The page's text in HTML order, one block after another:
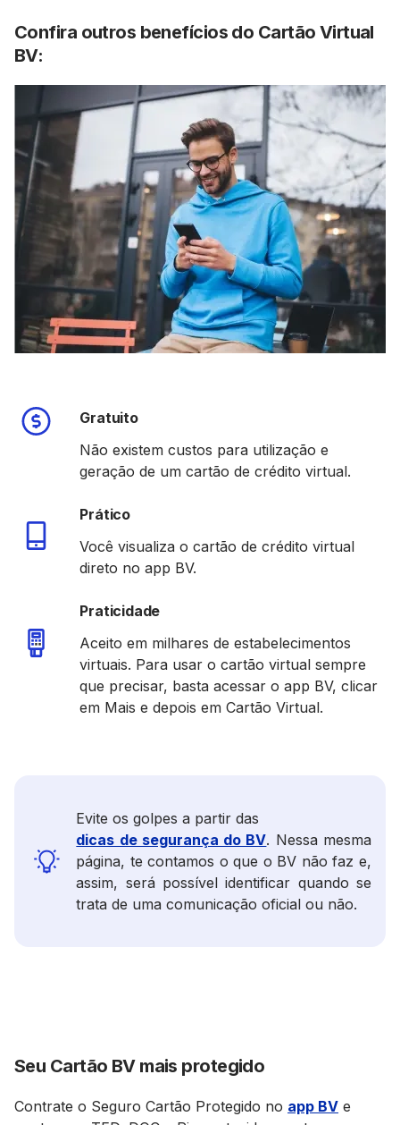
Confira outros benefícios do Cartão Virtual
BV:
Gratuito
Não existem custos para utilização e
geração de um cartão de crédito virtual.
Prático
Você visualiza o cartão de crédito virtual
direto no app BV.
Praticidade
Aceito em milhares de estabelecimentos
virtuais. Para usar o cartão virtual sempre
que precisar, basta acessar o app BV, clicar
em Mais e depois em Cartão Virtual.
Evite os golpes a partir das
dicas de segurança do BV. Nessa mesma
página, te contamos o que o BV não faz e,
assim, será possível identificar quando se
trata de uma comunicação oficial ou não.
Seu Cartão BV mais protegido
Contrate o Seguro Cartão Protegido no app BV e